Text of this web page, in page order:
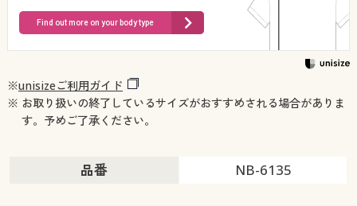
Find out more on your body type
※unisizeご利用ガイド
※ お取り扱いの終了しているサイズがおすすめされる場合がありま
す。予めご了承ください。
品番 NB-6135